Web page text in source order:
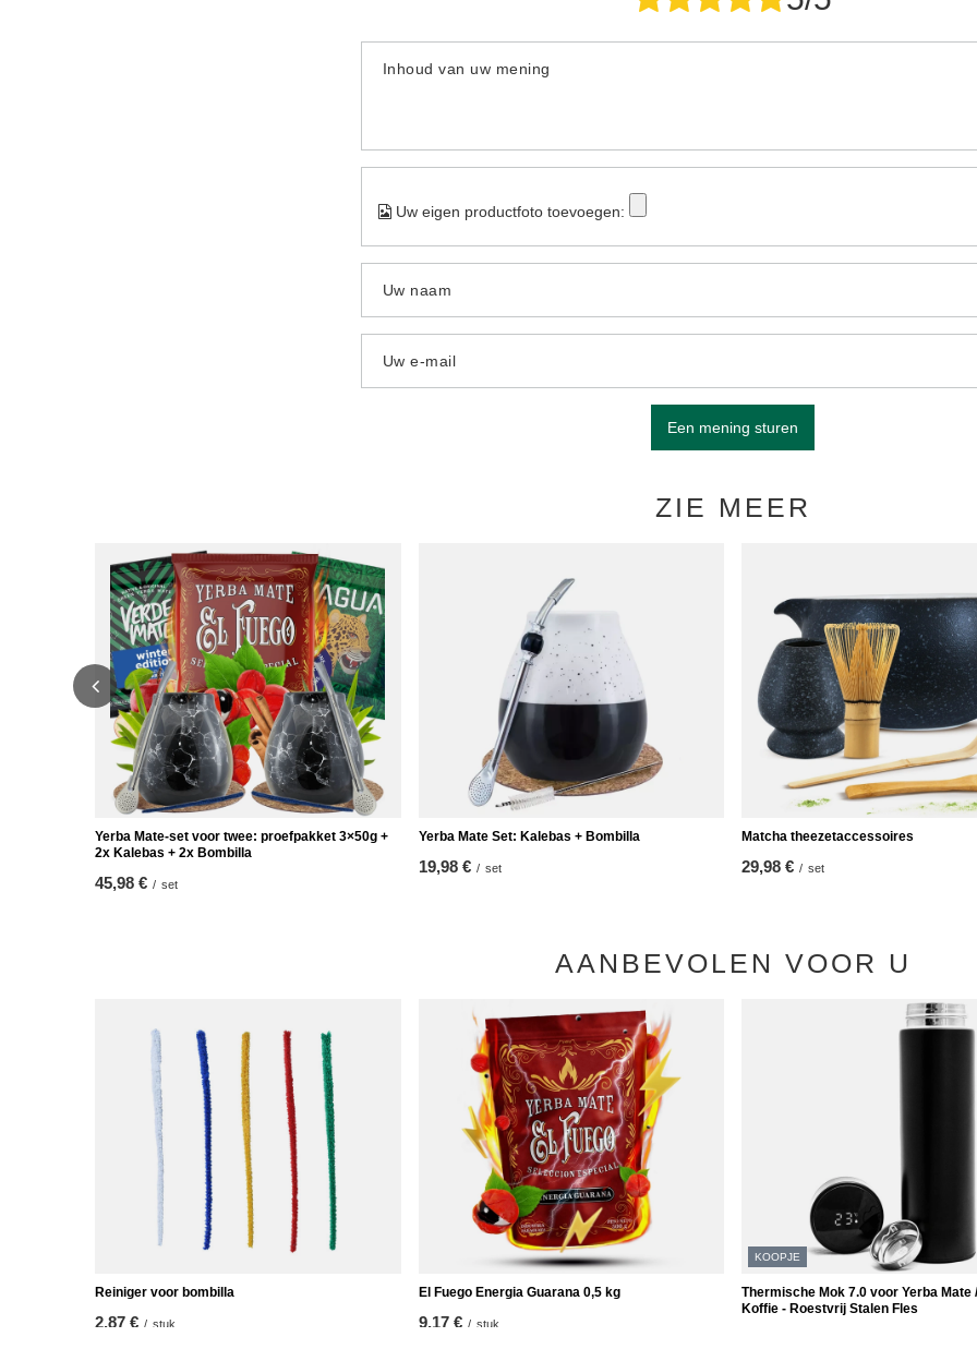
Inhoud van uw mening
Uw eigen productfoto toevoegen:
Uw naam
Uw e-mail
Een mening sturen
ZIE MEER
Yerba Mate-set voor twee: proefpakket 3×50g +
2x Kalebas + 2x Bombilla
45,98 € / set
Yerba Mate Set: Kalebas + Bombilla
19,98 € / set
Matcha theezetaccessoires
29,98 € / set
AANBEVOLEN VOOR U
Reiniger voor bombilla
2,87 € / stuk
El Fuego Energia Guarana 0,5 kg
9,17 € / stuk
KOOPJE
Thermische Mok 7.0 voor Yerba Mate
Koffie - Roestvrij Stalen Fles